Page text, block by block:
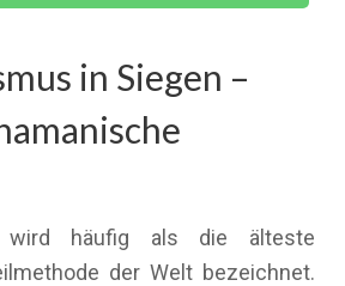
in Siegen –
wird häufig als die älteste
der Welt bezeichnet.